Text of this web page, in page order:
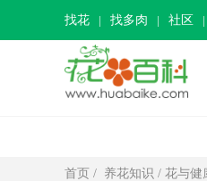
找花 找多肉 社区
首页 / 养花知识 / 花与健